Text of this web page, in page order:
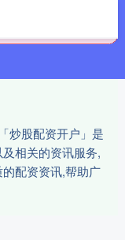
炒股配资开户」是
相关的资讯服务,
配资资讯,帮助广